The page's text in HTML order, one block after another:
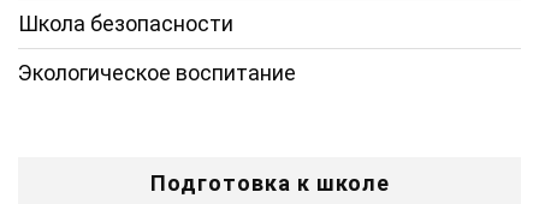
Школа безопасности
Экологическое воспитание
Подготовка к школе